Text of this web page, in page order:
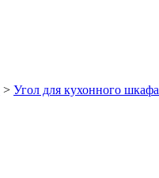
> Угол для кухонного шкафа